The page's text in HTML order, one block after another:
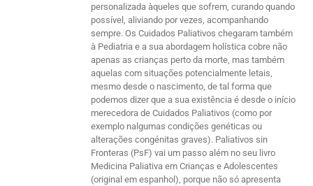
personalizada àqueles que sofrem, curando quando
possível, aliviando por vezes, acompanhando
sempre. Os Cuidados Paliativos chegaram também
à Pediatria e a sua abordagem holística cobre não
apenas as crianças perto da morte, mas também
aquelas com situações potencialmente letais,
mesmo desde o nascimento, de tal forma que
podemos dizer que a sua existência é desde o início
merecedora de Cuidados Paliativos (como por
exemplo nalgumas condições genéticas ou
alterações congénitas graves). Paliativos sin
Fronteras (PsF) vai um passo além no seu livro
Medicina Paliativa em Crianças e Adolescentes
(original em espanhol), porque não só apresenta